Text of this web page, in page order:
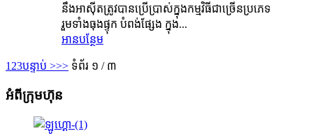
នឹងអាស៊ីតត្រូវបានប្រើប្រាស់ក្នុងកម្មវិធីជាច្រើនប្រភេទ
រួមទាំងធុងផ្ទុក បំពង់ផ្សែង ក្នុង...
អានបន្ថែម
1 23បន្ទាប់ >>> ទំព័រ ១ / ៣
អំពីក្រុមហ៊ុន